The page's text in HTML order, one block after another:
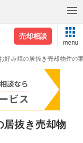
売却相談
menu
好み焼の居抜き売却物件の
居抜き売却物